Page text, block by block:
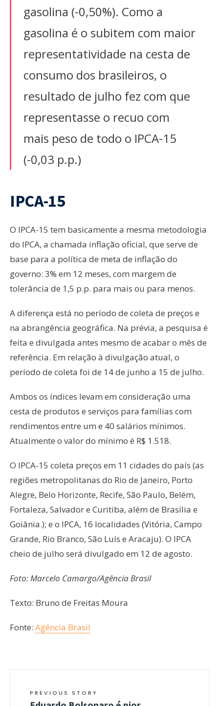
gasolina (-0,50%). Como a
gasolina é o subitem com maior
representatividade na cesta de
consumo dos brasileiros, o
resultado de julho fez com que
representasse o recuo com
mais peso de todo o IPCA-15
(-0,03 p.p.)
IPCA-15
O IPCA-15 tem basicamente a mesma metodologia
do IPCA, a chamada inflação oficial, que serve de
base para a política de meta de inflação do
governo: 3% em 12 meses, com margem de
tolerância de 1,5 p.p. para mais ou para menos.
A diferença está no período de coleta de preços e
na abrangência geográfica. Na prévia, a pesquisa é
feita e divulgada antes mesmo de acabar o mês de
referência. Em relação à divulgação atual, o
período de coleta foi de 14 de junho a 15 de julho.
Ambos os índices levam em consideração uma
cesta de produtos e serviços para famílias com
rendimentos entre um e 40 salários mínimos.
Atualmente o valor do mínimo é R$ 1.518.
O IPCA-15 coleta preços em 11 cidades do país (as
regiões metropolitanas do Rio de Janeiro, Porto
Alegre, Belo Horizonte, Recife, São Paulo, Belém,
Fortaleza, Salvador e Curitiba, além de Brasília e
Goiânia.); e o IPCA, 16 localidades (Vitória, Campo
Grande, Rio Branco, São Luís e Aracaju). O IPCA
cheio de julho será divulgado em 12 de agosto.
Foto: Marcelo Camargo/Agência Brasil
Texto: Bruno de Freitas Moura
Fonte: Agência Brasil
PREVIOUS STORY